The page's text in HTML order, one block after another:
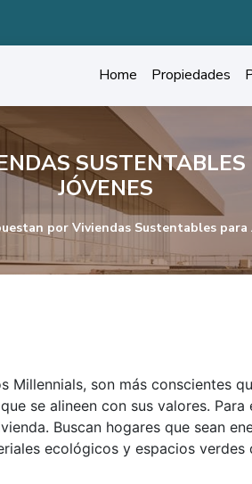
Home Propiedades
JÓVENES
por Viviendas Sustentables para
Millennials, son más conscientes
se alineen con sus valores. Para
Buscan hogares que sean
ecológicos y espacios verdes